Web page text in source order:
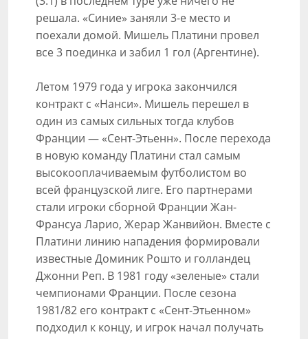
решала. «Синие» заняли 3-е место и
поехали домой. Мишель Платини провел
все 3 поединка и забил 1 гол (Аргентине).
Летом 1979 года у игрока закончился
контракт с «Нанси». Мишель перешел в
один из самых сильных тогда клубов
Франции — «Сент-Этьенн». После перехода
в новую команду Платини стал самым
высокооплачиваемым футболистом во
всей французской лиге. Его партнерами
стали игроки сборной Франции Жан-
Франсуа Ларио, Жерар Жанвийон. Вместе с
Платини линию нападения формировали
известные Доминик Рошто и голландец
Джонни Реп. В 1981 году «зеленые» стали
чемпионами Франции. После сезона
1981/82 его контракт с «Сент-Этьенном»
подходил к концу, и игрок начал получать